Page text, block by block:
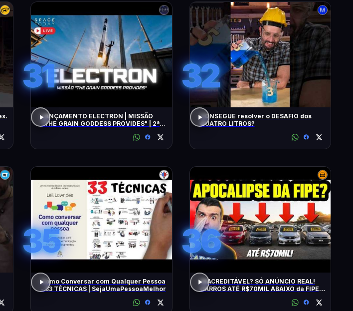
31
LANÇAMENTO ELECTRON | MISSÃO
"THE GRAIN GODDESS PROVIDES" | 2ª
32
CONSEGUE resolver o DESAFIO dos
QUATRO LITROS?
35
Como Conversar com Qualquer Pessoa
- 33 TÉCNICAS | SejaUmaPessoaMelhor
36
INACREDITÁVEL? SÓ ANÚNCIO REAL!
CARROS ATÉ R$70MIL ABAIXO da FIPE: